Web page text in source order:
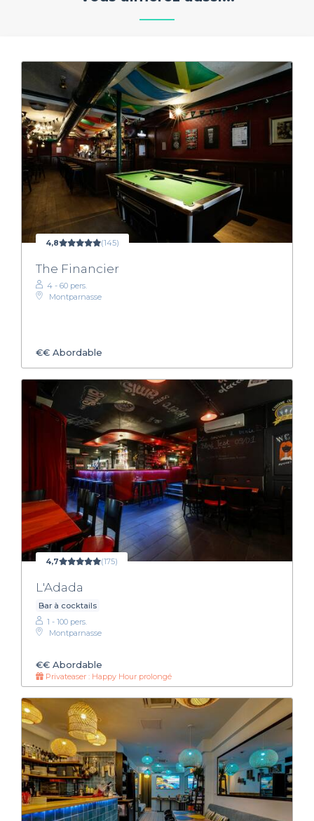
4,8 (145)
The Financier
4 - 60 pers.
Montparnasse
€€ Abordable
4,7 (175)
L'Adada
Bar à cocktails
1 - 100 pers.
Montparnasse
€€ Abordable
Privateaser : Happy Hour prolongé